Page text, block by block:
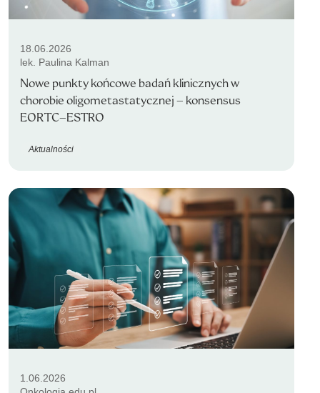
18.06.2026
lek. Paulina Kalman
Nowe punkty końcowe badań klinicznych w
chorobie oligometastatycznej – konsensus
EORTC–ESTRO
Aktualności
1.06.2026